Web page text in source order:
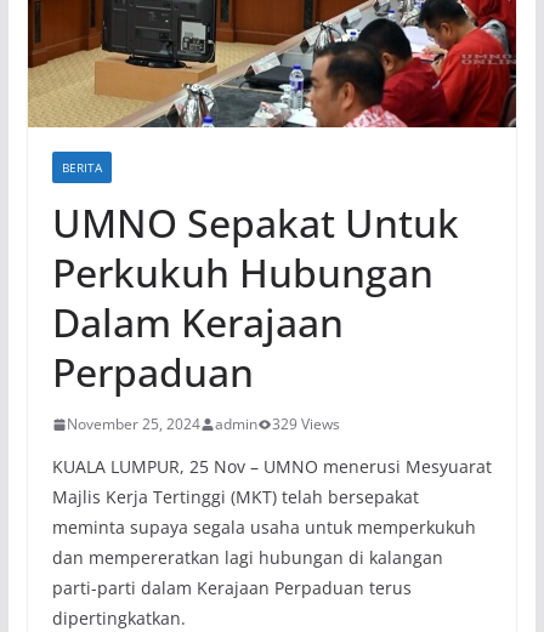
BERITA
UMNO Sepakat Untuk
Perkukuh Hubungan
Dalam Kerajaan
Perpaduan
November 25, 2024 admin 329 Views
KUALA LUMPUR, 25 Nov – UMNO menerusi Mesyuarat
Majlis Kerja Tertinggi (MKT) telah bersepakat
meminta supaya segala usaha untuk memperkukuh
dan mempereratkan lagi hubungan di kalangan
parti-parti dalam Kerajaan Perpaduan terus
dipertingkatkan.